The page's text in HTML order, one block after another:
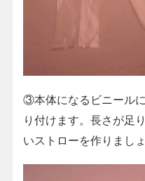
③本体になるビニール
り付けます。長さが足
いストローを作りましょ